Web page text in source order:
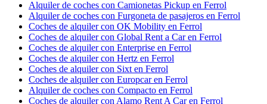
Alquiler de coches con Camionetas Pickup en Ferrol
Alquiler de coches con Furgoneta de pasajeros en Ferrol
Coches de alquiler con OK Mobility en Ferrol
Coches de alquiler con Global Rent a Car en Ferrol
Coches de alquiler con Enterprise en Ferrol
Coches de alquiler con Hertz en Ferrol
Coches de alquiler con Sixt en Ferrol
Coches de alquiler con Europcar en Ferrol
Alquiler de coches con Compacto en Ferrol
Coches de alquiler con Alamo Rent A Car en Ferrol